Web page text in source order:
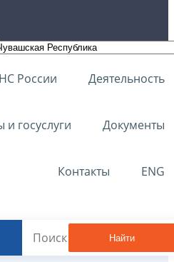
России Деятельность
и госуслуги Документы
Контакты ENG
Найти